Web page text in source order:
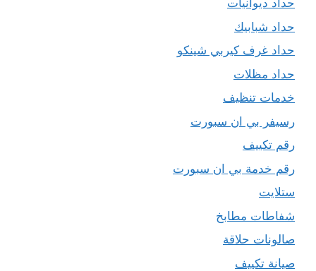
حداد ديوانيات
حداد شبابيك
حداد غرف كيربي شينكو
حداد مظلات
خدمات تنظيف
رسيفر بي ان سبورت
رقم تكييف
رقم خدمة بي ان سبورت
ستلايت
شفاطات مطابخ
صالونات حلاقة
صيانة تكييف